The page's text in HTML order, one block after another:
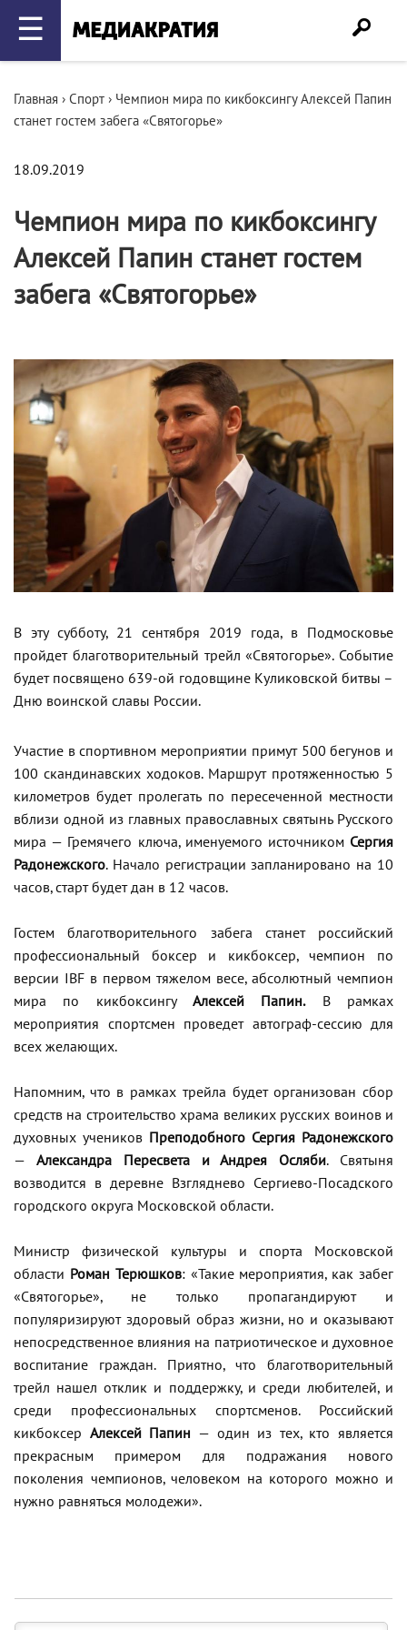
☰
Главная › Спорт › Чемпион мира по кикбоксингу Алексей Папин
станет гостем забега «Святогорье»
18.09.2019
Чемпион мира по кикбоксингу
Алексей Папин станет гостем
забега «Святогорье»
В эту субботу, 21 сентября 2019 года, в Подмосковье
пройдет благотворительный трейл «Святогорье». Событие
будет посвящено 639-ой годовщине Куликовской битвы –
Дню воинской славы России.
Участие в спортивном мероприятии примут 500 бегунов и
100 скандинавских ходоков. Маршрут протяженностью 5
километров будет пролегать по пересеченной местности
вблизи одной из главных православных святынь Русского
мира — Гремячего ключа, именуемого источником Сергия
Радонежского. Начало регистрации запланировано на 10
часов, старт будет дан в 12 часов.
Гостем благотворительного забега станет российский
профессиональный боксер и кикбоксер, чемпион по
версии IBF в первом тяжелом весе, абсолютный чемпион
мира по кикбоксингу Алексей Папин.В рамках
мероприятия спортсмен проведет автограф-сессию для
всех желающих.
Напомним, что в рамках трейла будет организован сбор
средств на строительство храма великих русских воинов и
духовных учеников Преподобного Сергия Радонежского
— Александра Пересвета и Андрея Осляби. Святыня
возводится в деревне Взгляднево Сергиево-Посадского
городского округа Московской области.
Министр физической культуры и спорта Московской
области Роман Терюшков: «Такие мероприятия, как забег
«Святогорье», не только пропагандируют и
популяризируют здоровый образ жизни, но и оказывают
непосредственное влияния на патриотическое и духовное
воспитание граждан. Приятно, что благотворительный
трейл нашел отклик и поддержку, и среди любителей, и
среди профессиональных спортсменов. Российский
кикбоксер Алексей Папин — один из тех, кто является
прекрасным примером для подражания нового
поколения чемпионов, человеком на которого можно и
нужно равняться молодежи».